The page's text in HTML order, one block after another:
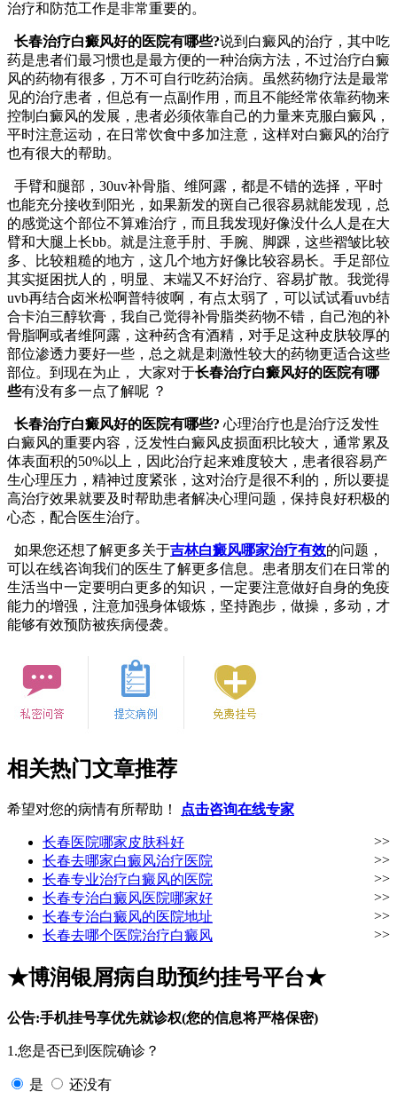
治疗和防范工作是非常重要的。
长春治疗白癜风好的医院有哪些?说到白癜风的治疗，其中吃
药是患者们最习惯也是最方便的一种治病方法，不过治疗白癜
风的药物有很多，万不可自行吃药治病。虽然药物疗法是最常
见的治疗患者，但总有一点副作用，而且不能经常依靠药物来
控制白癜风的发展，患者必须依靠自己的力量来克服白癜风，
平时注意运动，在日常饮食中多加注意，这样对白癜风的治疗
也有很大的帮助。
手臂和腿部，30uv补骨脂、维阿露，都是不错的选择，平时
也能充分接收到阳光，如果新发的斑自己很容易就能发现，总
的感觉这个部位不算难治疗，而且我发现好像没什么人是在大
臂和大腿上长bb。就是注意手肘、手腕、脚踝，这些褶皱比较
多、比较粗糙的地方，这几个地方好像比较容易长。手足部位
其实挺困扰人的，明显、末端又不好治疗、容易扩散。我觉得
uvb再结合卤米松啊普特彼啊，有点太弱了，可以试试看uvb结
合卡泊三醇软膏，我自己觉得补骨脂类药物不错，自己泡的补
骨脂啊或者维阿露，这种药含有酒精，对手足这种皮肤较厚的
部位渗透力要好一些，总之就是刺激性较大的药物更适合这些
部位。到现在为止， 大家对于长春治疗白癜风好的医院有哪
些有没有多一点了解呢 ？
长春治疗白癜风好的医院有哪些? 心理治疗也是治疗泛发性
白癜风的重要内容，泛发性白癜风皮损面积比较大，通常累及
体表面积的50%以上，因此治疗起来难度较大，患者很容易产
生心理压力，精神过度紧张，这对治疗是很不利的，所以要提
高治疗效果就要及时帮助患者解决心理问题，保持良好积极的
心态，配合医生治疗。
如果您还想了解更多关于吉林白癜风哪家治疗有效的问题，
可以在线咨询我们的医生了解更多信息。患者朋友们在日常的
生活当中一定要明白更多的知识，一定要注意做好自身的免疫
能力的增强，注意加强身体锻炼，坚持跑步，做操，多动，才
能够有效预防被疾病侵袭。
相关热门文章推荐
希望对您的病情有所帮助！ 点击咨询在线专家
长春医院哪家皮肤科好
>>
长春去哪家白癜风治疗医院
>>
长春专业治疗白癜风的医院
>>
长春专治白癜风医院哪家好
>>
长春专治白癜风的医院地址
>>
长春去哪个医院治疗白癜风
>>
★博润银屑病自助预约挂号平台★
公告:手机挂号享优先就诊权(您的信息将严格保密)
1.您是否已到医院确诊？
是 还没有